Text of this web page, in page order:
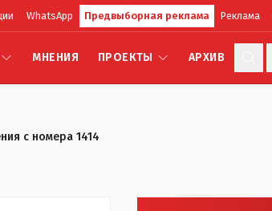
WhatsApp Предвыборная реклама Реклама
МНЕНИЯ ПРОЕКТЫ АРХИВ
с номера 1414